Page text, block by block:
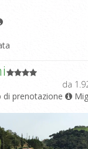
da
di prenotazione